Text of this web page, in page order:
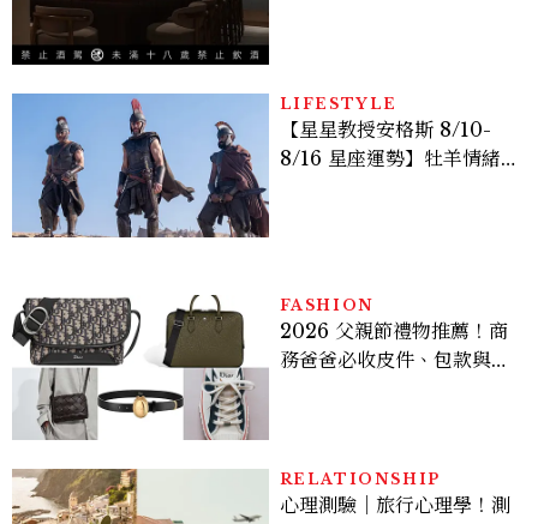
LIFESTYLE
【星星教授安格斯 8/10-
8/16 星座運勢】牡羊情緒
FASHION
2026 父親節禮物推薦！商
務爸爸必收皮件、包款與鞋
RELATIONSHIP
心理測驗｜旅行心理學！測